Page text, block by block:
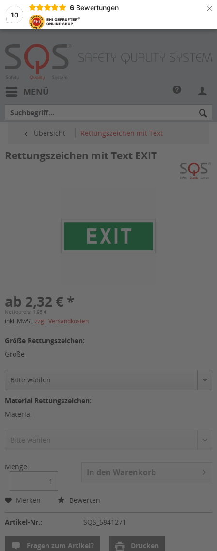
10
6 Bewertungen ×
MENÜ
Übersicht Rettungszeichen mit Text
Rettungszeichen mit Text EXIT
ab 2,32 € *
Nettopreis: 1,95 €
inkl. MwSt. zzgl. Versandkosten
Größe Rettungszeichen:
Größe
Material Rettungszeichen:
Material
Menge:
In den Warenkorb
Merken Bewerten
Artikel-Nr.: SQS_5841271
Fragen zum Artikel? Drucken